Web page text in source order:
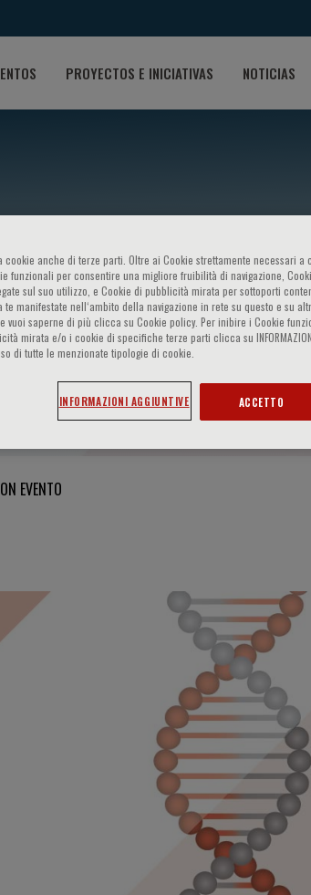
PROYECTOS E INICIATIVAS NOTICIAS
Sex,gender
EVENTO
cookie anche di terze parti. Oltre ai Cookie strettamente necessari a
funzionali per consentire una migliore fruibilità di navigazione,
sul suo utilizzo, e Cookie di pubblicità mirata per sottoporti
te manifestate nell‘ambito della navigazione in rete su questo e su
vuoi saperne di più clicca su Cookie policy. Per inibire i Cookie
mirata e/o i cookie di specifiche terze parti clicca su INFORMAZIONI
di tutte le menzionate tipologie di cookie.
INFORMAZIONI AGGIUNTIVE ACCETTO